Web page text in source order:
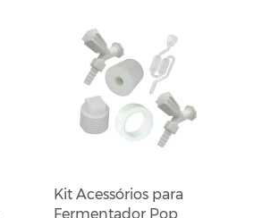
Kit Acessórios para
Fermentador Pop